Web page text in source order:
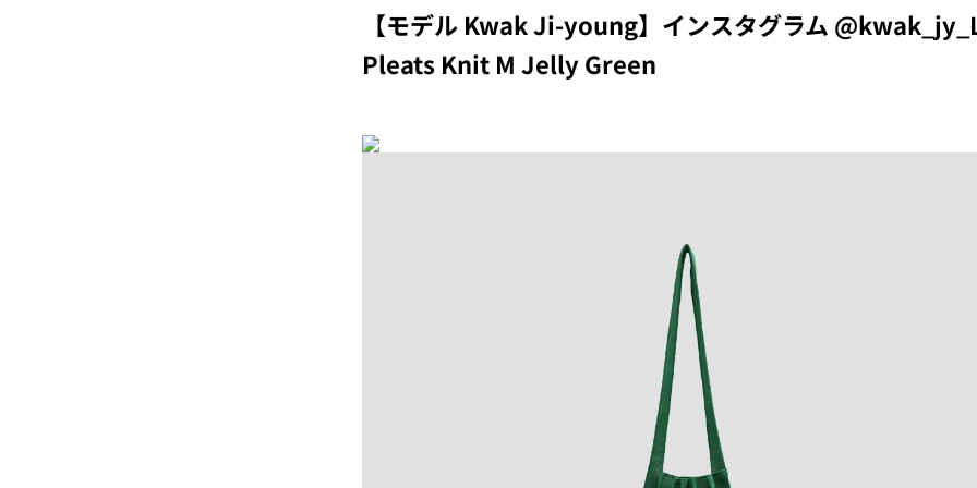
【モデル Kwak Ji-young】インスタグラム
Pleats Knit M Jelly Green